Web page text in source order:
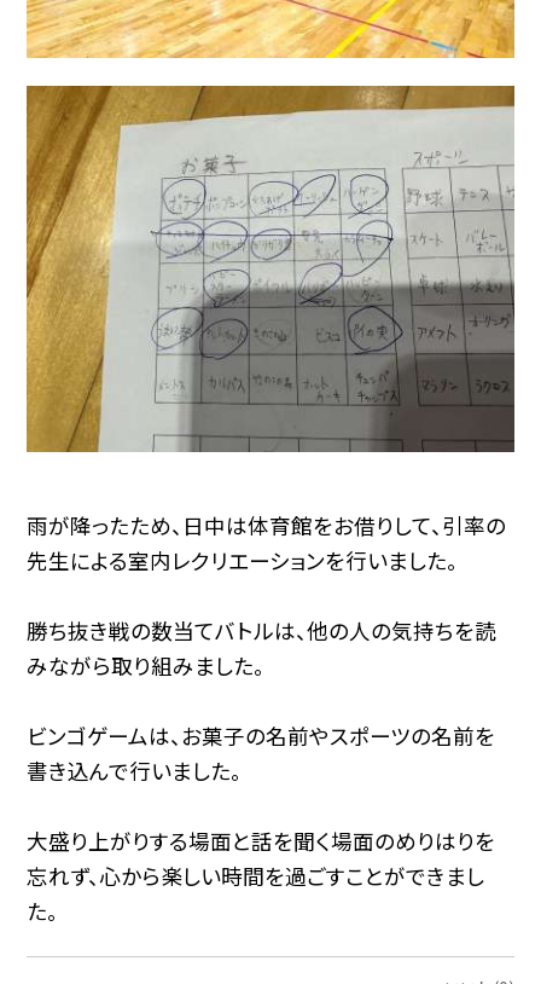
雨が降ったため、日中は体育館をお借りして、引率の
先生による室内レクリエーションを行いました。
勝ち抜き戦の数当てバトルは、他の人の気持ちを読
みながら取り組みました。
ビンゴゲームは、お菓子の名前やスポーツの名前を
書き込んで行いました。
大盛り上がりする場面と話を聞く場面のめりはりを
忘れず、心から楽しい時間を過ごすことができまし
た。